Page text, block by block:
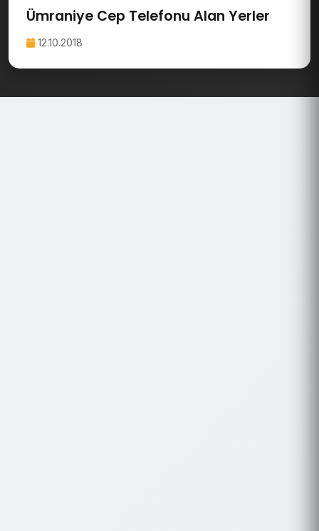
Ümraniye Cep Telefonu Alan Yerler
12.10.2018